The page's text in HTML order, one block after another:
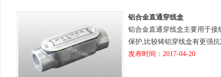
铝合金直通穿线盒
铝合金直通穿线盒主要用于接
保护,比较铸铝穿线盒有更强
发布时间：2017-04-20